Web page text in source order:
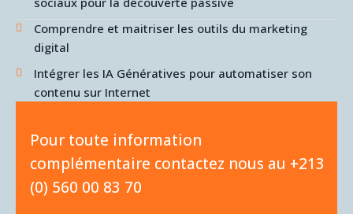
Comprendre et maitriser les outils du marketing
digital
Intégrer les IA Génératives pour automatiser son
contenu sur Internet
Pour toute information
complémentaire contactez nous au +213
(0) 560 00 83 70